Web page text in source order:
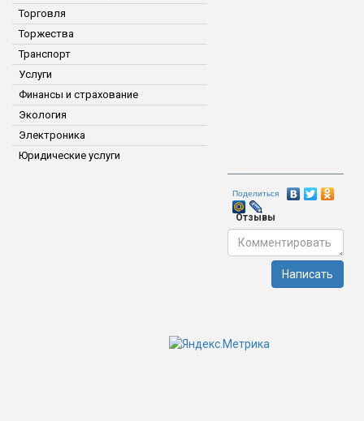
Торговля
Торжества
Транспорт
Услуги
Финансы и страхование
Экология
Электроника
Юридические услуги
Поделиться
Отзывы
Написать